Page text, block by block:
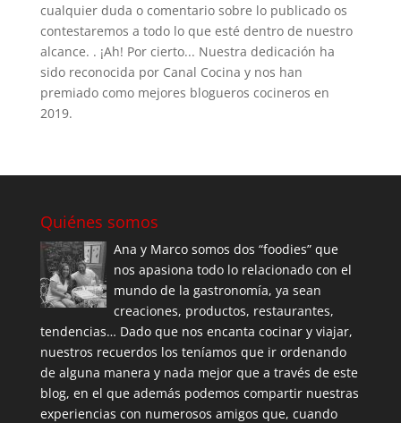
cualquier duda o comentario sobre lo publicado os
contestaremos a todo lo que esté dentro de nuestro
alcance. . ¡Ah! Por cierto... Nuestra dedicación ha
sido reconocida por Canal Cocina y nos han
premiado como mejores blogueros cocineros en
2019.
Quiénes somos
Ana y Marco somos dos “foodies” que
nos apasiona todo lo relacionado con el
mundo de la gastronomía, ya sean
creaciones, productos, restaurantes,
tendencias… Dado que nos encanta cocinar y viajar,
nuestros recuerdos los teníamos que ir ordenando
de alguna manera y nada mejor que a través de este
blog, en el que además podemos compartir nuestras
experiencias con numerosos amigos que, cuando